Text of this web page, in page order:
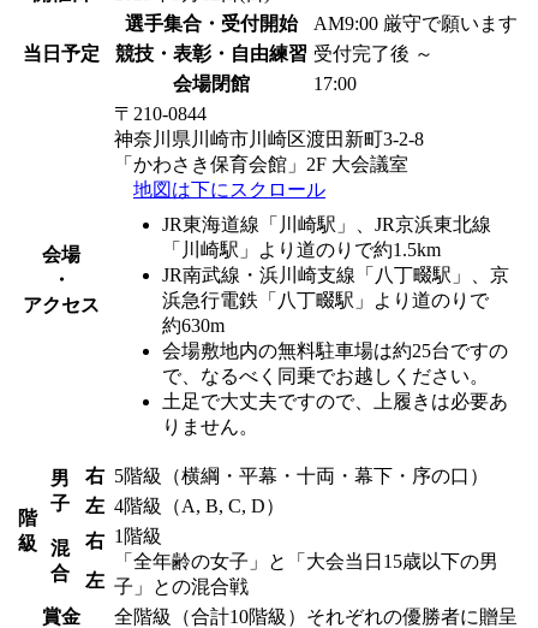
当日予定
選手集合 ・受付開始 AM9:00 厳守で願います
競技・表彰・自由練習 受付完了後 ～
会場閉館
17:00
会場
・
アクセス
〒210-0844
神奈川県川崎市川崎区渡田新町3-2-8
「かわさき保育会館」2F 大会議室
地図は下にスクロール
JR東海道線「川崎駅」、JR京浜東北線
「川崎駅」より道のりで約1.5km
JR南武線・浜川崎支線「八丁畷駅」、京
浜急行電鉄「八丁畷駅」より道のりで
約630m
会場敷地内の無料駐車場は約25台ですの
で、なるべく同乗でお越しください。
土足で大丈夫ですので、上履きは必要あ
りません。
階
級
男
子
右 5階級（横綱・平幕・十両・幕下・序の口）
左 4階級（A, B, C, D）
混
合
右 1階級
「全年齢の女子」と「大会当日15歳以下の男
子」との混合戦
左
賞金
全階級（合計10階級）それぞれの優勝者に贈呈